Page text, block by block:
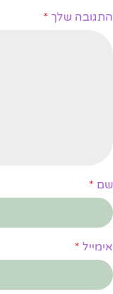
התגובה שלך *
שם *
אימייל *